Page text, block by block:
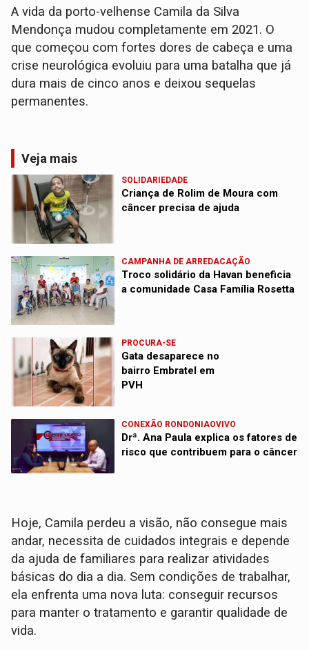
A vida da porto-velhense Camila da Silva
Mendonça mudou completamente em 2021. O
que começou com fortes dores de cabeça e uma
crise neurológica evoluiu para uma batalha que já
dura mais de cinco anos e deixou sequelas
permanentes.
Veja mais
SOLIDARIEDADE
Criança de Rolim de Moura com
câncer precisa de ajuda
CAMPANHA DE ARREDACAÇÃO
Troco solidário da Havan beneficia
a comunidade Casa Família Rosetta
PROCURA-SE
Gata desaparece no
bairro Embratel em
PVH
CONEXÃO RONDONIAOVIVO
Drª. Ana Paula explica os fatores de
risco que contribuem para o câncer
Hoje, Camila perdeu a visão, não consegue mais
andar, necessita de cuidados integrais e depende
da ajuda de familiares para realizar atividades
básicas do dia a dia. Sem condições de trabalhar,
ela enfrenta uma nova luta: conseguir recursos
para manter o tratamento e garantir qualidade de
vida.